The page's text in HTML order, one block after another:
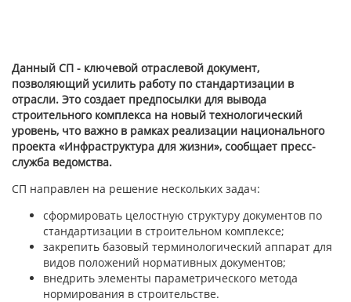
Данный СП - ключевой отраслевой документ,
позволяющий усилить работу по стандартизации в
отрасли. Это создает предпосылки для вывода
строительного комплекса на новый технологический
уровень, что важно в рамках реализации национального
проекта «Инфраструктура для жизни», сообщает пресс-
служба ведомства.
СП направлен на решение нескольких задач:
сформировать целостную структуру документов по
стандартизации в строительном комплексе;
закрепить базовый терминологический аппарат для
видов положений нормативных документов;
внедрить элементы параметрического метода
нормирования в строительстве.